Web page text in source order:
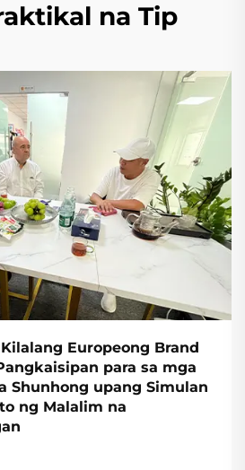
na Tip
Europeong Brand
para sa mga
Shunhong upang Simulan
ng Malalim na